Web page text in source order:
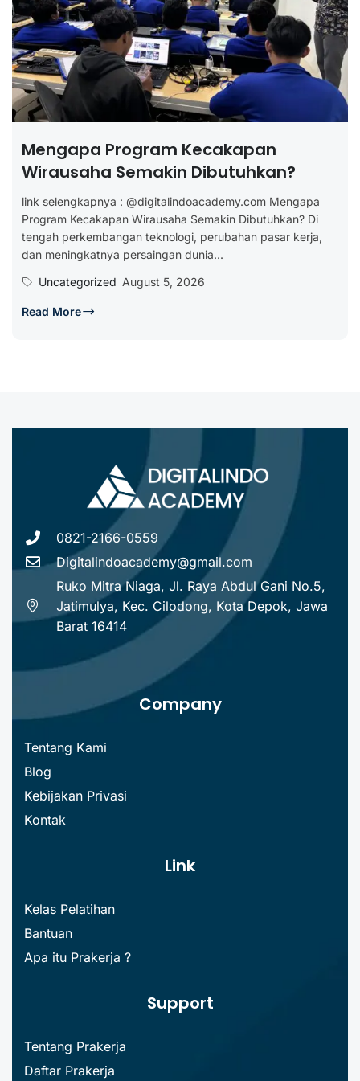
Mengapa Program Kecakapan
Wirausaha Semakin Dibutuhkan?
link selengkapnya : @digitalindoacademy.com Mengapa
Program Kecakapan Wirausaha Semakin Dibutuhkan? Di
tengah perkembangan teknologi, perubahan pasar kerja,
dan meningkatnya persaingan dunia...
Uncategorized August 5, 2026
Read More
0821-2166-0559
Digitalindoacademy@gmail.com
Ruko Mitra Niaga, Jl. Raya Abdul Gani No.5,
Jatimulya, Kec. Cilodong, Kota Depok, Jawa
Barat 16414
Company
Tentang Kami
Blog
Kebijakan Privasi
Kontak
Link
Kelas Pelatihan
Bantuan
Apa itu Prakerja ?
Support
Tentang Prakerja
Daftar Prakerja